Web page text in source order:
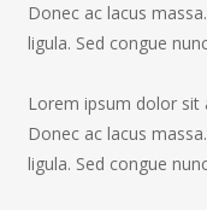
Donec ac lacus
ligula. Sed congue
Lorem ipsum dolor sit
Donec ac lacus
ligula. Sed congue